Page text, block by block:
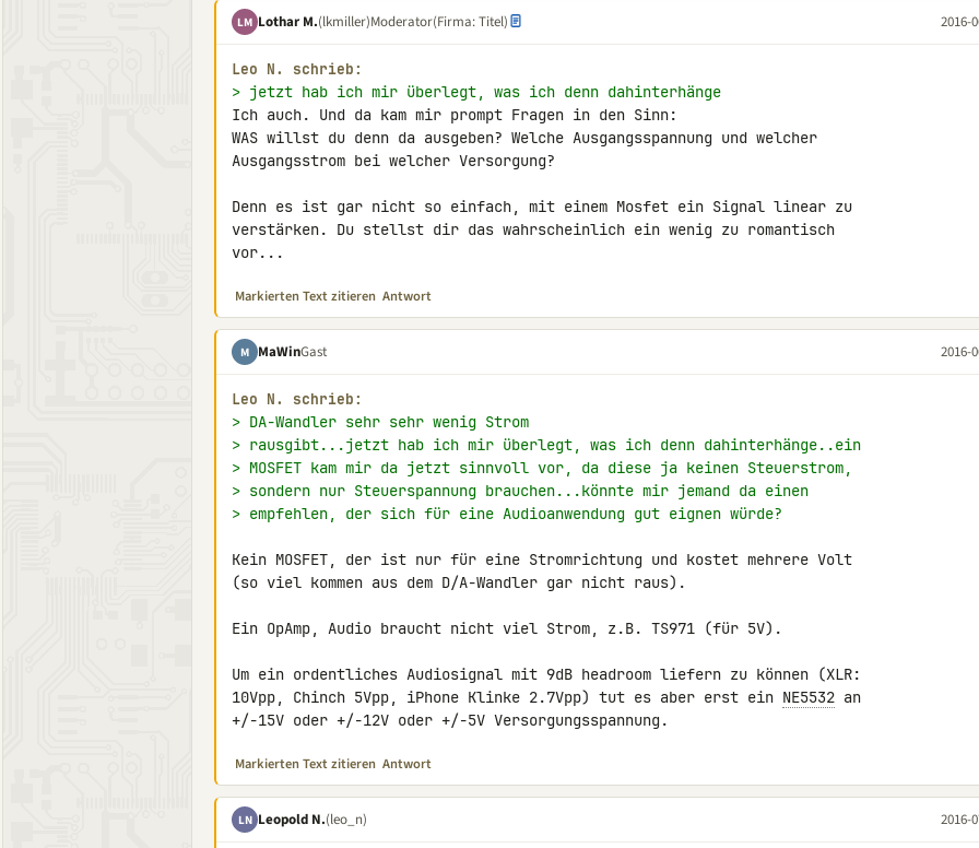
LM Lothar M.(lkmiller)Moderator(Firma: Titel) 2016-
Leo N. schrieb:
> jetzt hab ich mir überlegt, was ich denn dahinterhänge
Ich auch. Und da kam mir prompt Fragen in den Sinn:
WAS willst du denn da ausgeben? Welche Ausgangsspannung und welcher
Ausgangsstrom bei welcher Versorgung?
Denn es ist gar nicht so einfach, mit einem Mosfet ein Signal linear zu
verstärken. Du stellst dir das wahrscheinlich ein wenig zu romantisch
vor...
Markierten Text zitieren Antwort
M MaWinGast 2016-
Leo N. schrieb:
> DA-Wandler sehr sehr wenig Strom
> rausgibt...jetzt hab ich mir überlegt, was ich denn dahinterhänge..ein
> MOSFET kam mir da jetzt sinnvoll vor, da diese ja keinen Steuerstrom,
> sondern nur Steuerspannung brauchen...könnte mir jemand da einen
> empfehlen, der sich für eine Audioanwendung gut eignen würde?
Kein MOSFET, der ist nur für eine Stromrichtung und kostet mehrere Volt
(so viel kommen aus dem D/A-Wandler gar nicht raus).
Ein OpAmp, Audio braucht nicht viel Strom, z.B. TS971 (für 5V).
Um ein ordentliches Audiosignal mit 9dB headroom liefern zu können (XLR:
10Vpp, Chinch 5Vpp, iPhone Klinke 2.7Vpp) tut es aber erst ein NE5532 an
+/-15V oder +/-12V oder +/-5V Versorgungsspannung.
Markierten Text zitieren Antwort
LN Leopold N.(leo_n) 2016-